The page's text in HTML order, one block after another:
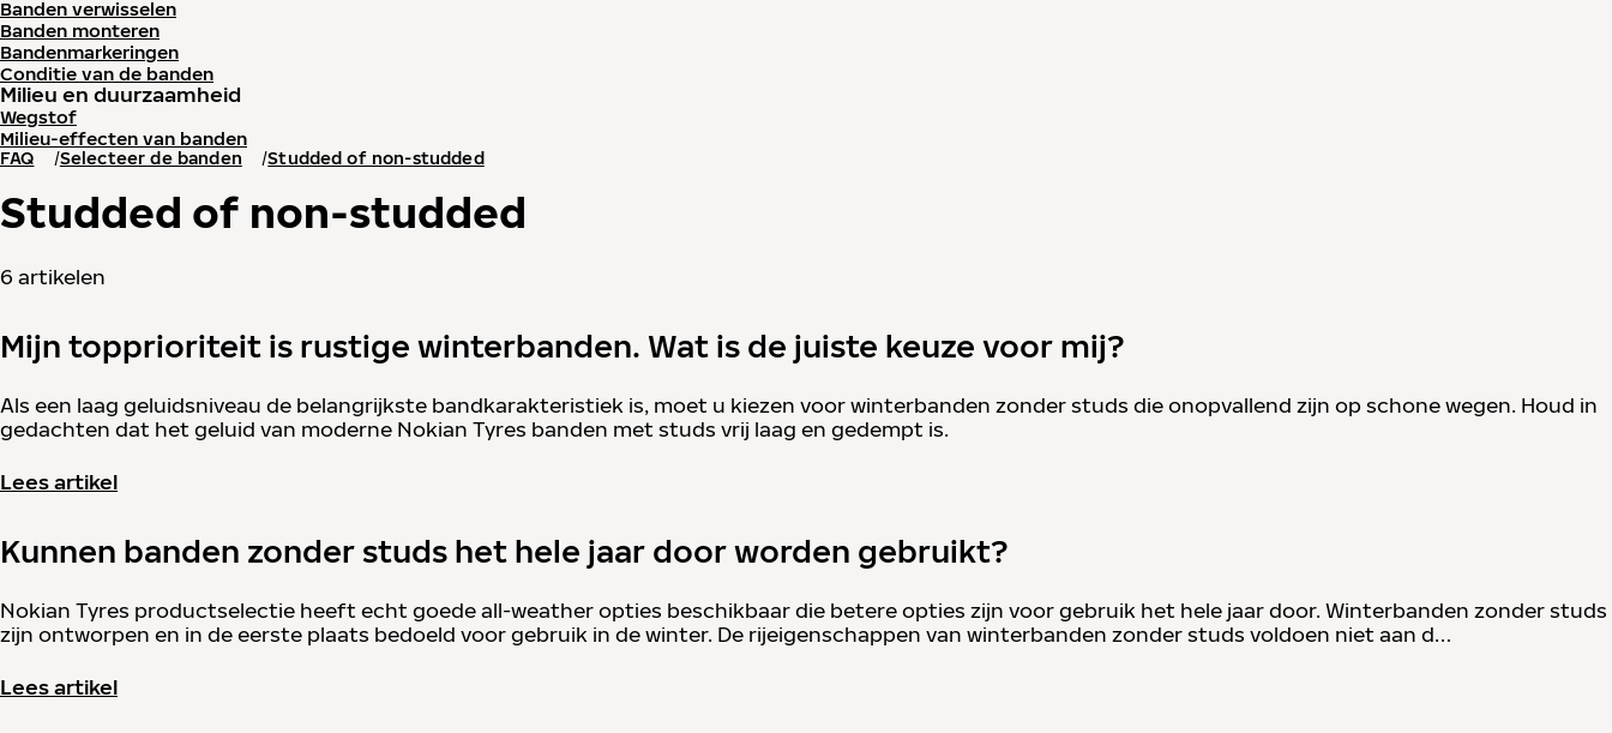
Banden verwisselen
Banden monteren
Bandenmarkeringen
Conditie van de banden
Milieu en duurzaamheid
Wegstof
Milieu-effecten van banden
FAQ Selecteer de banden Studded of non-studded
Studded of non-studded
6 artikelen
Mijn topprioriteit is rustige winterbanden. Wat is de juiste keuze voor mij?
Als een laag geluidsniveau de belangrijkste bandkarakteristiek is, moet u kiezen voor winterbanden zonder studs die onopvallend zijn op schone wegen. Houd in
gedachten dat het geluid van moderne Nokian Tyres banden met studs vrij laag en gedempt is.
Lees artikel
Kunnen banden zonder studs het hele jaar door worden gebruikt?
Nokian Tyres productselectie heeft echt goede all-weather opties beschikbaar die betere opties zijn voor gebruik het hele jaar door. Winterbanden zonder studs
zijn ontworpen en in de eerste plaats bedoeld voor gebruik in de winter. De rijeigenschappen van winterbanden zonder studs voldoen niet aan d…
Lees artikel